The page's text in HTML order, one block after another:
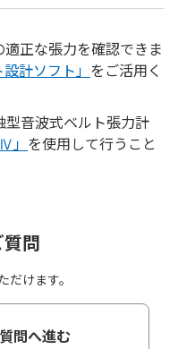
正な張力を確認できま
設計ソフト」 をご活用く
音波式ベルト張力計
」 を使用して行うこと
問
けます。
問へ進む